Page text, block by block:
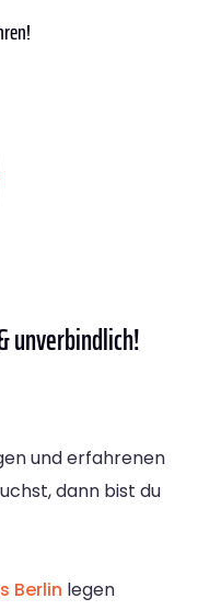
unverbindlich!
und erfahrenen
dann bist du
Berlin legen